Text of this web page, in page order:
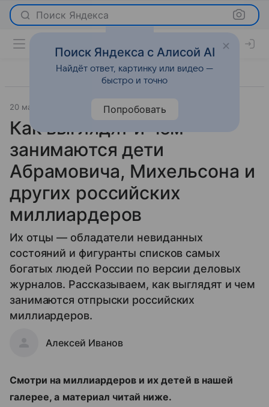
Поиск Яндекса
20 марта 2020 История успеха
Как выглядят и чем
занимаются дети
Абрамовича, Михельсона и
других российских
миллиардеров
Их отцы — обладатели невиданных
состояний и фигуранты списков самых
богатых людей России по версии деловых
журналов. Рассказываем, как выглядят и чем
занимаются отпрыски российских
миллиардеров.
Алексей Иванов
Смотри на миллиардеров и их детей в нашей
галерее, а материал читай ниже.
Поиск Яндекса с Алисой AI
Найдёт ответ, картинку или видео —
быстро и точно
Попробовать